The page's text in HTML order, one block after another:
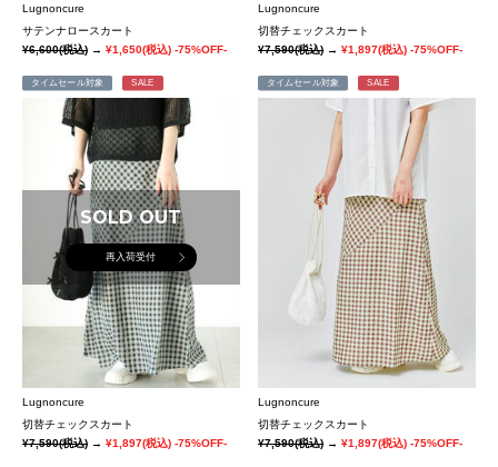
Lugnoncure
サテンナロースカート
¥6,600(税込) → ¥1,650(税込) -75%OFF-
Lugnoncure
切替チェックスカート
¥7,590(税込)→¥1,897(税込) -75%OFF-
タイムセール対象 SALE
SOLD OUT
再入荷受付
Lugnoncure
切替チェックスカート
¥7,590(税込) → ¥1,897(税込) -75%OFF-
タイムセール対象 SALE
Lugnoncure
切替チェックスカート
¥7,590(税込)→¥1,897(税込) -75%OFF-